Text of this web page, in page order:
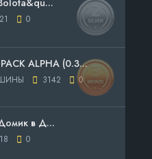
0
ALPHA (0.3...
3142 0
в Д...
0